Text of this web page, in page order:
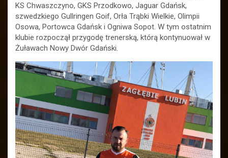
KS Chwaszczyno, GKS Przodkowo, Jaguar Gdańsk,
szwedzkiego Gullringen Goif, Orła Trąbki Wielkie, Olimpii
Osowa, Portowca Gdańsk i Ogniwa Sopot. W tym ostatnim
klubie rozpoczął przygodę trenerską, którą kontynuował w
Żuławach Nowy Dwór Gdański.